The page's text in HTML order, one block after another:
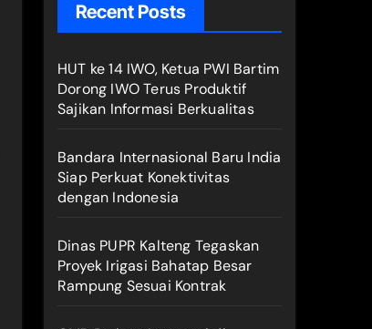
Recent Posts
HUT ke 14 IWO, Ketua PWI Bartim
Dorong IWO Terus Produktif
Sajikan Informasi Berkualitas
Bandara Internasional Baru India
Siap Perkuat Konektivitas
dengan Indonesia
Dinas PUPR Kalteng Tegaskan
Proyek Irigasi Bahatap Besar
Rampung Sesuai Kontrak